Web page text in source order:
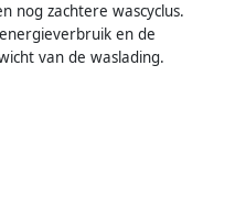
nog zachtere wascyclus.
en de
van de waslading.